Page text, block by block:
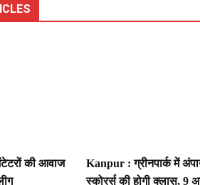
की आवाज
Kanpur : ग्रीनपार्क में
स्कोरर्स की होगी क्लास, 9